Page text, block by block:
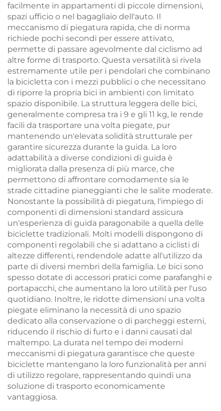
facilmente in appartamenti di piccole dimensioni,
spazi ufficio o nel bagagliaio dell'auto. Il
meccanismo di piegatura rapida, che di norma
richiede pochi secondi per essere attivato,
permette di passare agevolmente dal ciclismo ad
altre forme di trasporto. Questa versatilità si rivela
estremamente utile per i pendolari che combinano
la bicicletta con i mezzi pubblici o che necessitano
di riporre la propria bici in ambienti con limitato
spazio disponibile. La struttura leggera delle bici,
generalmente compresa tra i 9 e gli 11 kg, le rende
facili da trasportare una volta piegate, pur
mantenendo un'elevata solidità strutturale per
garantire sicurezza durante la guida. La loro
adattabilità a diverse condizioni di guida è
migliorata dalla presenza di più marce, che
permettono di affrontare comodamente sia le
strade cittadine pianeggianti che le salite moderate.
Nonostante la possibilità di piegatura, l'impiego di
componenti di dimensioni standard assicura
un'esperienza di guida paragonabile a quella delle
biciclette tradizionali. Molti modelli dispongono di
componenti regolabili che si adattano a ciclisti di
altezze differenti, rendendole adatte all'utilizzo da
parte di diversi membri della famiglia. Le bici sono
spesso dotate di accessori pratici come parafanghi e
portapacchi, che aumentano la loro utilità per l'uso
quotidiano. Inoltre, le ridotte dimensioni una volta
piegate eliminano la necessità di uno spazio
dedicato alla conservazione o di parcheggi esterni,
riducendo il rischio di furto e i danni causati dal
maltempo. La durata nel tempo dei moderni
meccanismi di piegatura garantisce che queste
biciclette mantengano la loro funzionalità per anni
di utilizzo regolare, rappresentando quindi una
soluzione di trasporto economicamente
vantaggiosa.